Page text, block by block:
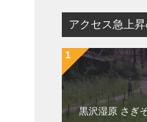
アクセス急上
黒沢湿原 さぎ